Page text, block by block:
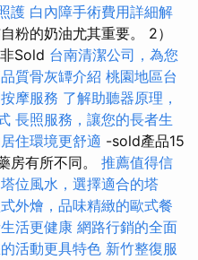
護 白內障手術費用詳細解
粉的奶油尤其重要。 2）
Sold 台南清潔公司，為您
質骨灰罈介紹 桃園地區台
摩服務 了解助聽器原理，
長照服務，讓您的長者生
住環境更舒適 -sold產品15
房有所不同。 推薦值得信
塔位風水，選擇適合的塔
外燴，品味精緻的歐式餐
活更健康 網路行銷的全面
活動更具特色 新竹整復服